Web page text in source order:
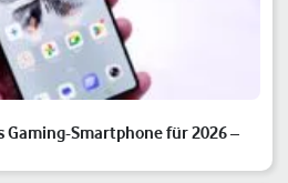
Gaming-Smartphone für 2026 –